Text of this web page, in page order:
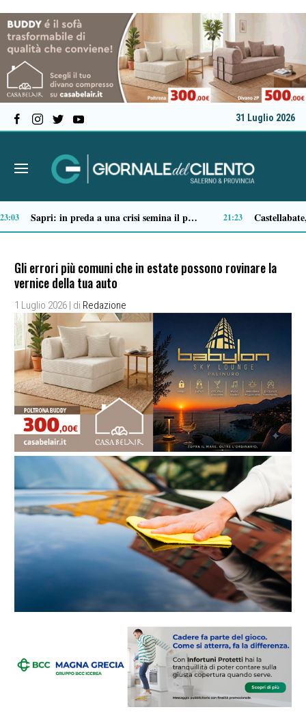
31 Luglio 2026
Tortorella celebra la Fiera di San Basilio: tra antichi mestieri, bestiame e la musica della Bandabardò 14:49
Gli errori più comuni che in estate possono rovinare la
vernice della tua auto
1 Luglio 2026 | di Redazione